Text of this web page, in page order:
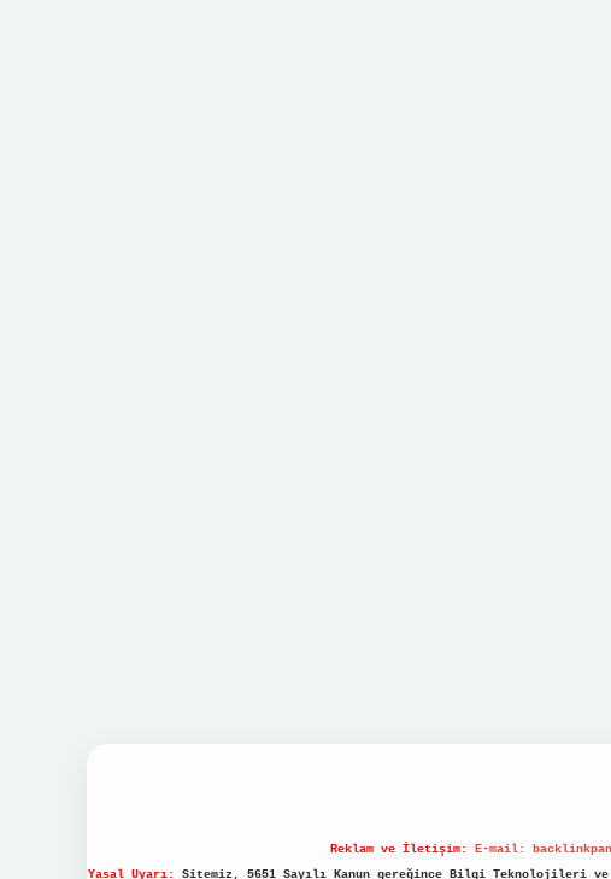
Reklam ve İletişim: E-mail:
Yasal Uyarı:
Sitemiz, 5651 Sayılı Kanun gereğince Bilgi Teknolojileri